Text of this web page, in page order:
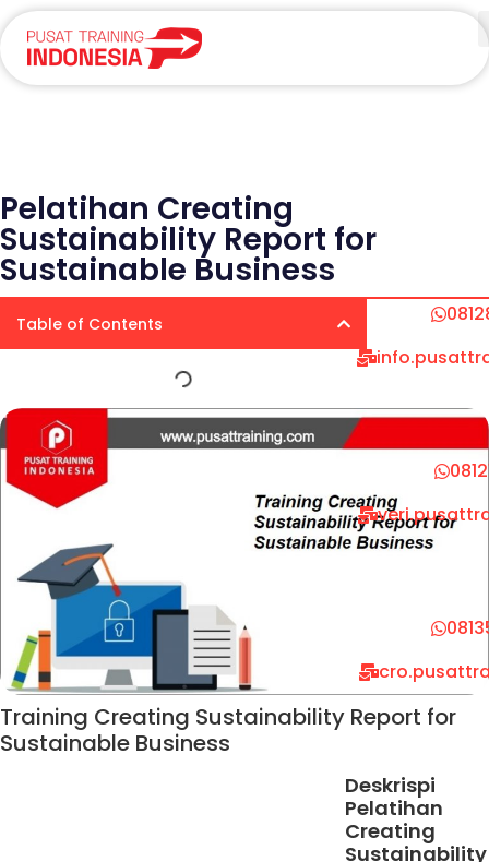
Pelatihan Creating
Sustainability Report for
Sustainable Business
Table of Contents
Training Creating Sustainability Report for
Sustainable Business
Deskrispi
Pelatihan
Creating
Sustainability